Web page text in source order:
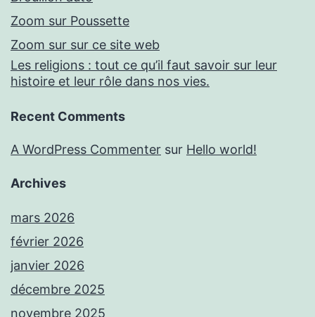
Zoom sur Poussette
Zoom sur sur ce site web
Les religions : tout ce qu’il faut savoir sur leur
histoire et leur rôle dans nos vies.
Recent Comments
A WordPress Commenter sur Hello world!
Archives
mars 2026
février 2026
janvier 2026
décembre 2025
novembre 2025